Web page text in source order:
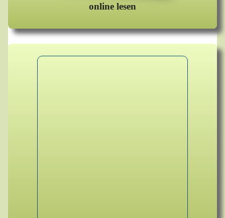
online lesen